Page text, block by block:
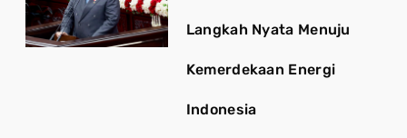
Langkah Nyata Menuju
Kemerdekaan Energi
Indonesia